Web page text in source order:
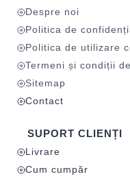
Despre noi
Politica de
Politica de utilizare
Termeni și condiții
Sitemap
Contact
SUPORT CLIENȚI
Livrare
Cum cumpăr